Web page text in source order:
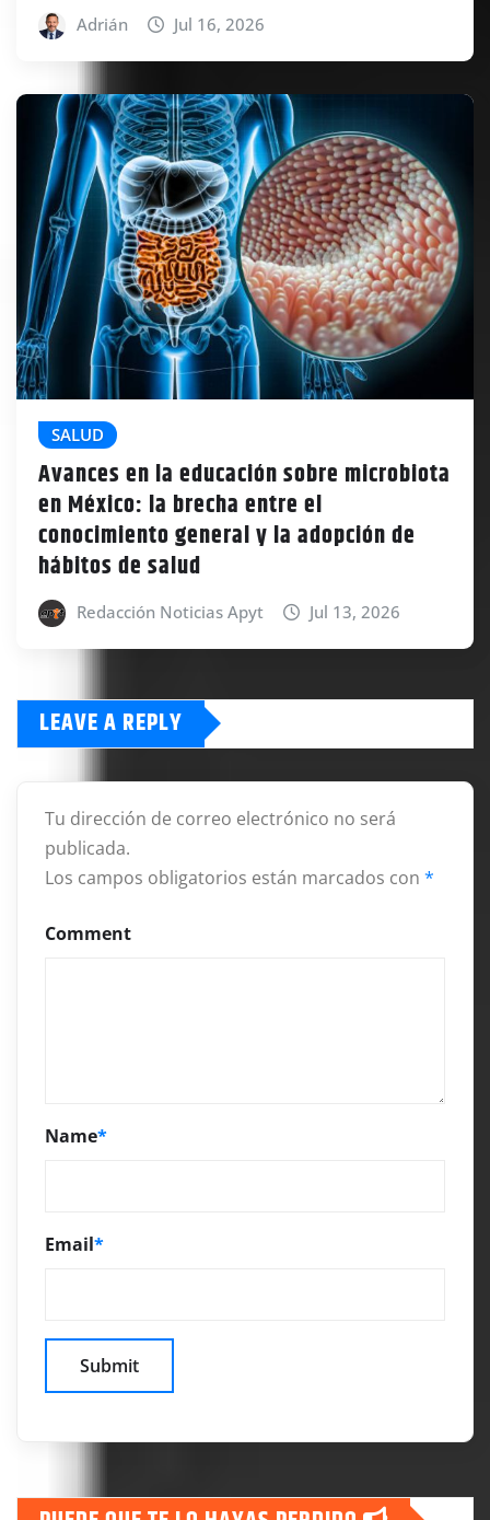
Adrián Jul 16, 2026
SALUD
Avances en la educación sobre microbiota
en México: la brecha entre el
conocimiento general y la adopción de
hábitos de salud
Redacción Noticias Apyt Jul 13, 2026
LEAVE A REPLY
Tu dirección de correo electrónico no será
publicada.
Los campos obligatorios están marcados con *
Comment
Name*
Email*